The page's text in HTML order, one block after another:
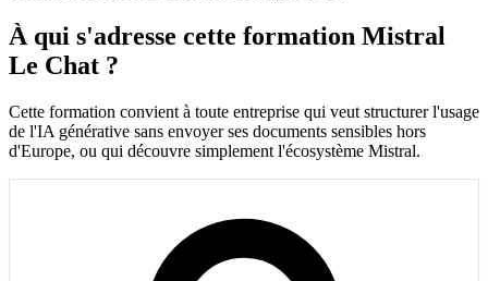
À qui s'adresse cette formation Mistral
Le Chat ?
Cette formation convient à toute entreprise qui veut structurer l'usage
de l'IA générative sans envoyer ses documents sensibles hors
d'Europe, ou qui découvre simplement l'écosystème Mistral.